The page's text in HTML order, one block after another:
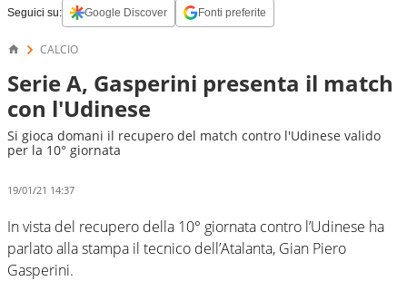
Seguici su: Google Discover Fonti preferite
CALCIO
Serie A, Gasperini presenta il match
con l'Udinese
Si gioca domani il recupero del match contro l'Udinese valido
per la 10° giornata
19/01/21 14:37
In vista del recupero della 10° giornata contro l’Udinese ha
parlato alla stampa il tecnico dell’Atalanta, Gian Piero
Gasperini.